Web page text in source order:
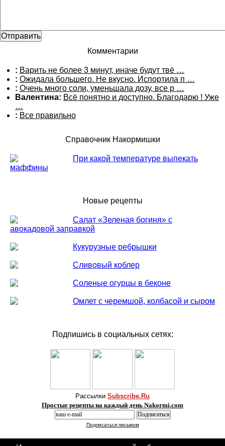
Комментарии
: Варить не более 3 минут, иначе будут твё …
: Ожидала большего. Не вкусно. Испортила п …
: Очень много соли, уменьшала дозу, все р …
Валентина: Всё понятно и доступно. Благодарю ! Уже
…
: Все правильно
Справочник Накормишки
При какой температуре выпекать
маффины
Новые рецепты
Салат «Зеленая богиня» с
авокадовой заправкой
Кукурузные ребрышки
Сливовый коблер
Соленые огурцы в беконе
Омлет с черемшой, колбасой и сыром
Подпишись в социальных сетях:
Рассылки Subscribe.Ru
Простые рецепты на каждый день Nakormi.com
Подписаться письмом